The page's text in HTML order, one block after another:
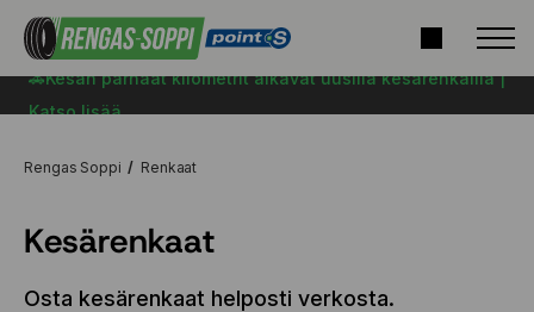
🚗Kesän parhaat kilometrit alkavat uusilla kesärenkailla |
Katso lisää
Rengas Soppi Renkaat
Kesärenkaat
Osta kesärenkaat helposti verkosta.